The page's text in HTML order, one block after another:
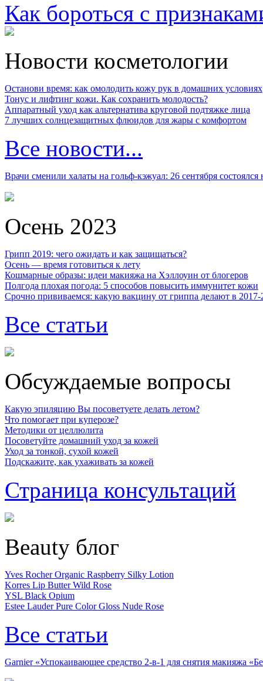
Как бороться с
Новости косметологии
Останови время: как омолодить кожу рук в домашних условиях
Тонус и лифтинг кожи. Как сохранить молодость?
Аппаратный уход как альтернатива круговой подтяжке лица
7 лучших солнцезащитных флюидов для жары с комфортом
Все новости...
Врачи сменили халаты на гольф-кэжуал: 26 сентября
Осень 2023
Грипп 2019: чего ожидать и как защищаться?
Осень — время готовиться к лету
Кошмарные образы: идеи макияжа на Хэллоуин от блогеров
Полгода плохая погода: 5 способов повысить иммунитет кожи
Срочно прививаемся: какую вакцину от гриппа делают в 2017-
Все статьи
Обсуждаемые вопросы
Какую эпиляцию Вы посоветуете делать летом?
Что помогает при куперозе?
Методики от целлюлита
Посоветуйте домашний уход за кожей
Уход за тонкой, сухой кожей
Подскажите, как ухаживать за кожей
Страница консультаций
Beauty блог
Yves Rocher Organic Raspberry Silky Lotion
Korres Lip Butter Wild Rose
YSL Black Opium
Estee Lauder Pure Color Gloss Nude Rose
Все статьи
Garnier «Успокаивающее средство 2-в-1 для снятия макияжа